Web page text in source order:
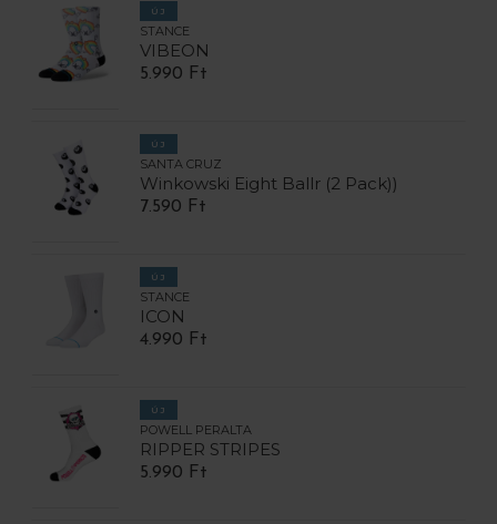
ÚJ
STANCE
VIBEON
5.990 Ft
ÚJ
SANTA CRUZ
Winkowski Eight Ballr (2 Pack))
7.590 Ft
ÚJ
STANCE
ICON
4.990 Ft
ÚJ
POWELL PERALTA
RIPPER STRIPES
5.990 Ft